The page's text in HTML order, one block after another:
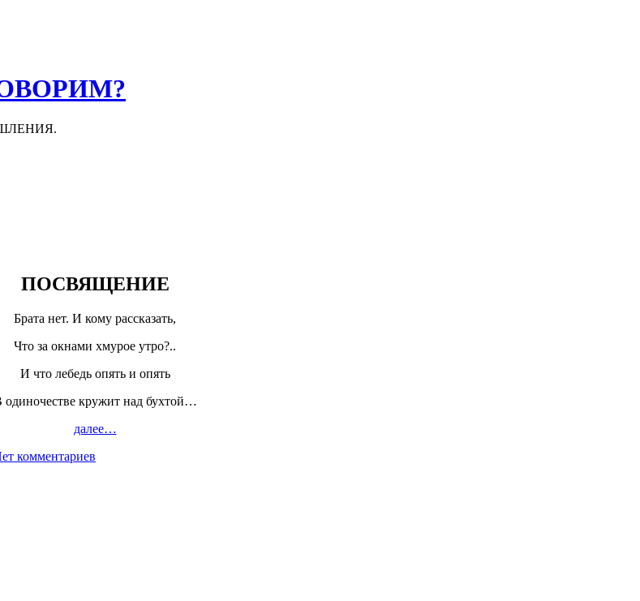
ПОСВЯЩЕНИЕ
Брата нет. И кому рассказать,
Что за окнами хмурое утро?..
И что лебедь опять и опять
одиночестве кружит над бухтой…
далее…
комментариев